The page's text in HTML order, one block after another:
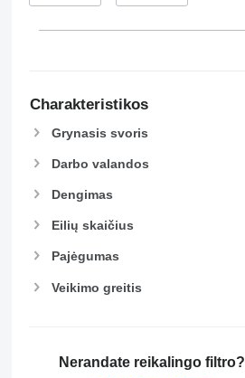
Charakteristikos
Grynasis svoris
Darbo valandos
Dengimas
Eilių skaičius
Pajėgumas
Veikimo greitis
Nerandate reikalingo filtro?